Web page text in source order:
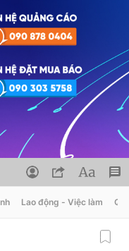
Lao động - Việc làm